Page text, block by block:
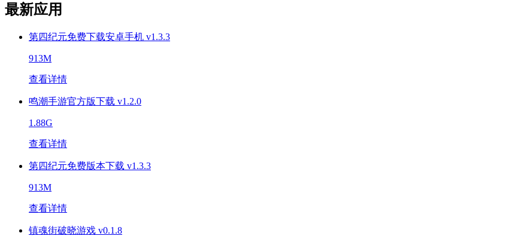
最新应用
第四纪元免费下载安卓手机 v1.3.3
913M
查看详情
鸣潮手游官方版下载 v1.2.0
1.88G
查看详情
第四纪元免费版本下载 v1.3.3
913M
查看详情
镇魂街破晓游戏 v0.1.8